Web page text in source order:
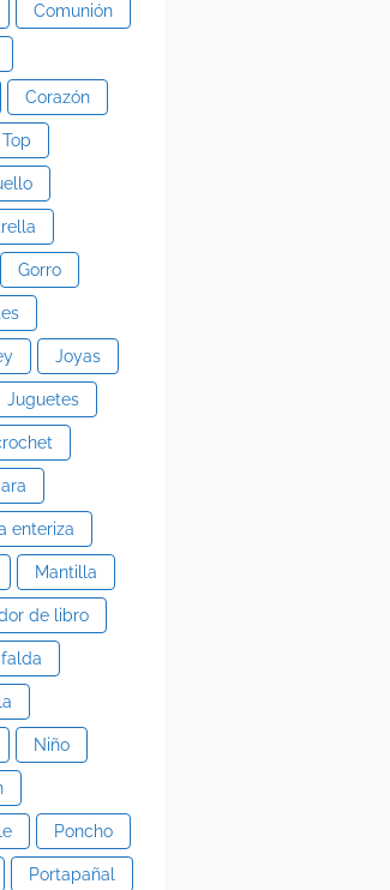
Comunión
Corazón
Gorro
Joyas
Juguetes
enteriza
Mantilla
de libro
Niño
Poncho
Portapañal